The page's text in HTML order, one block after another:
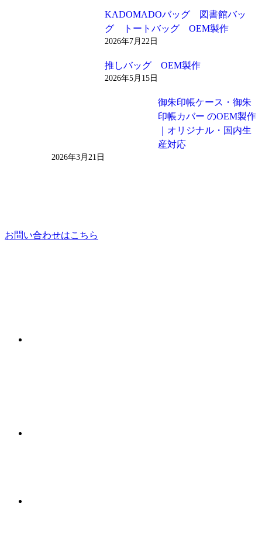
KADOMADOバッグ 図書館バッ
グ トートバッグ OEM製作
2026年7月22日
推しバッグ OEM製作
2026年5月15日
御朱印帳ケース・御朱
印帳カバー のOEM製作
｜オリジナル・国内生
産対応
2026年3月21日
お問い合わせはこちら